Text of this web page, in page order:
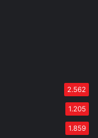
2.562
1.205
1.859